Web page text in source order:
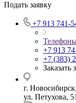
Подать заявку
+7 913 741-
+7 913
+7 (383)
Заказать
г. Новосибирск,
ул. Петухова,